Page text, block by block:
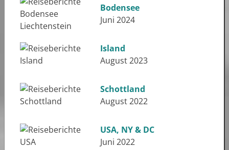
Bodensee
Juni 2024
Island
August 2023
Schottland
August 2022
USA, NY & DC
Juni 2022